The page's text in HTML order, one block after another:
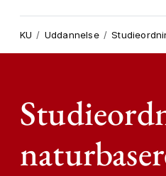
KU Uddannelse